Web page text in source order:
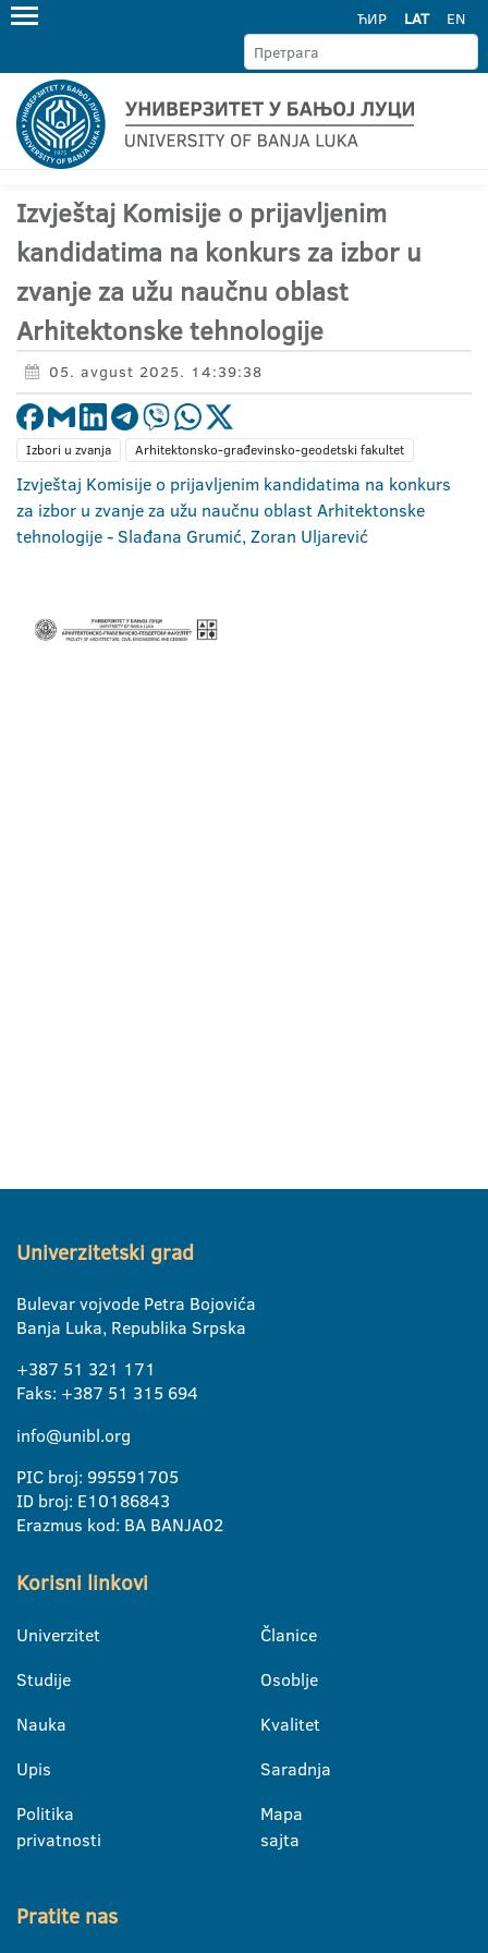
ЋИР LAT EN
Izvještaj Komisije o prijavljenim
kandidatima na konkurs za izbor u
zvanje za užu naučnu oblast
Arhitektonske tehnologije
05. avgust 2025. 14:39:38
Izbori u zvanja Arhitektonsko-građevinsko-geodetski fakultet
Izvještaj Komisije o prijavljenim kandidatima na konkurs
za izbor u zvanje za užu naučnu oblast Arhitektonske
tehnologije - Slađana Grumić, Zoran Uljarević
Univerzitetski grad
Bulevar vojvode Petra Bojovića
Banja Luka, Republika Srpska
+387 51 321 171
Faks: +387 51 315 694
info@unibl.org
PIC broj: 995591705
ID broj: E10186843
Erazmus kod: BA BANJA02
Korisni linkovi
Univerzitet
Studije
Nauka
Upis
Politika
privatnosti
Članice
Osoblje
Kvalitet
Saradnja
Mapa
sajta
Pratite nas